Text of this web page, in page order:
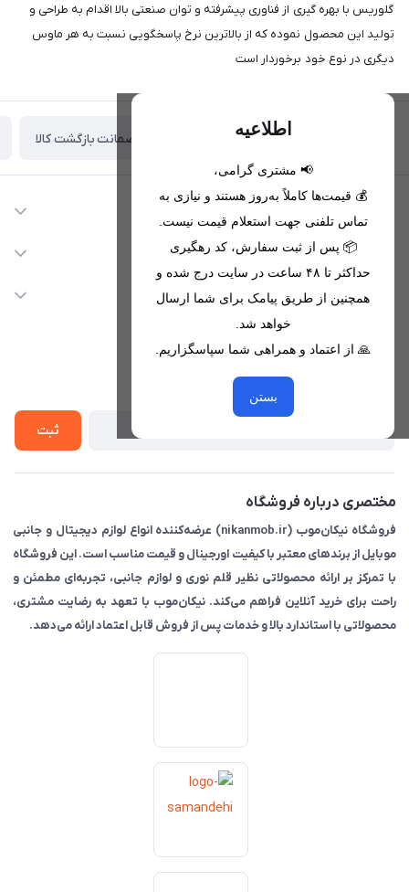
گلوریس با بهره گیری از فناوری پیشرفته و توان صنعتی بالا اقدام به طراحی و
تولید این محصول نموده که از بالاترین نرخ پاسخگویی نسبت به هر ماوس
دیگری در نوع خود برخوردار است
اطلاعیه
📢 مشتری گرامی،
💰 قیمت‌ها کاملاً به‌روز هستند و نیازی به
تماس تلفنی جهت استعلام قیمت نیست.
📦 پس از ثبت سفارش، کد رهگیری
حداکثر تا ۴۸ ساعت در سایت درج شده و
همچنین از طریق پیامک برای شما ارسال
خواهد شد.
🙏 از اعتماد و همراهی شما سپاسگزاریم.
بستن
تحویل اکسپرس(با هماهنگی) ضمانت بازگشت کالا
اطلاعات تماس
09221680256 - 09373782289
nikanmobstore@gmail.com
هرمزگان، بندرخمیر، شهرک رودبار
دسترسی سریع
لیست محصولات
خدمات مشتریان
حریم خصوصی
از جدید‌ترین تخفیف‌ها با‌ خبر شوید
ثبت
مختصری درباره فروشگاه
فروشگاه نیکان‌موب (nikanmob.ir) عرضه‌کننده انواع لوازم دیجیتال و جانبی
موبایل از برندهای معتبر با کیفیت اورجینال و قیمت مناسب است. این فروشگاه
با تمرکز بر ارائه محصولاتی نظیر قلم نوری و لوازم جانبی، تجربه‌ای مطمئن و
راحت برای خرید آنلاین فراهم می‌کند. نیکان‌موب با تعهد به رضایت مشتری،
محصولاتی با استاندارد بالا و خدمات پس از فروش قابل اعتماد ارائه می‌دهد.